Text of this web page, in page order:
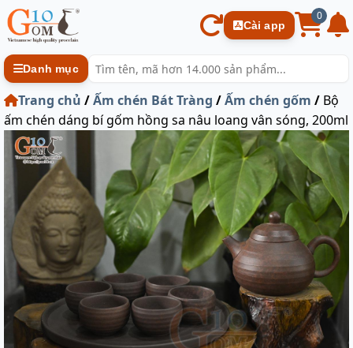
Cài app
0
Danh mục
Trang chủ /Ấm chén Bát Tràng /Ấm chén gốm / Bộ
ấm chén dáng bí gốm hồng sa nâu loang vân sóng, 200ml